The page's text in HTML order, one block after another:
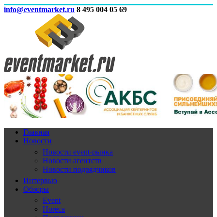
info@eventmarket.ru 8 495 004 05 69
Главная
Новости
Новости event-рынка
Новости агентств
Новости подрядчиков
Интервью
Обзоры
Event
Horeca